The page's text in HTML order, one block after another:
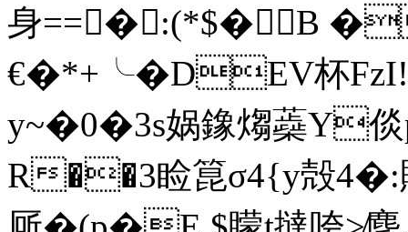
身==�:(*$�B
€�*+╰�DEV杯
y~�0�3s娲鐌煼蘃Y倓
R��3睑箟σ4{y殻4�: